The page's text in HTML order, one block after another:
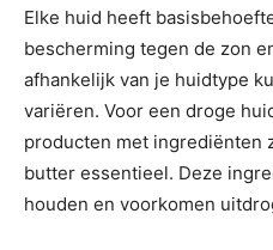
Elke huid heeft
bescherming tegen de zon
afhankelijk van je huidtype
variëren. Voor een droge
producten met ingrediënten
butter essentieel. Deze
houden en voorkomen